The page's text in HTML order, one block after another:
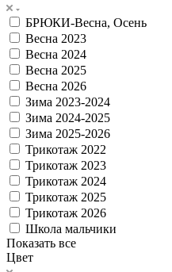
БРЮКИ-Весна, Осень
Весна 2023
Весна 2024
Весна 2025
Весна 2026
Зима 2023-2024
Зима 2024-2025
Зима 2025-2026
Трикотаж 2022
Трикотаж 2023
Трикотаж 2024
Трикотаж 2025
Трикотаж 2026
Школа мальчики
Показать все
Цвет